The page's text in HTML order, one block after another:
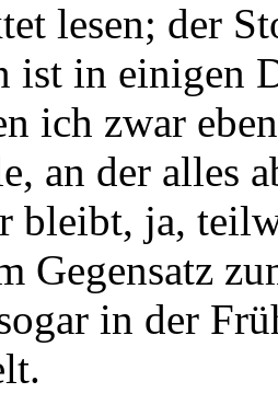
lesen; der
ist in einigen
ich zwar
an der alles
bleibt, ja,
Gegensatz
in der